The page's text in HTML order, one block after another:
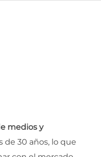
medios y
de 30 años, lo que